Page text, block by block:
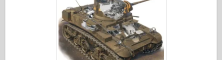
ФриулМодель
Хасэгава
ХоббиБос